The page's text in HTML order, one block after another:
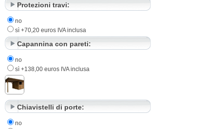
Protezioni travi:
no
sì +70,20 euros IVA inclusa
Capannina con pareti:
no
sì +138,00 euros IVA inclusa
Chiavistelli di porte:
no